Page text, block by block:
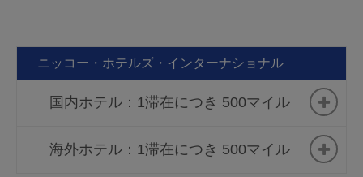
ホテルオークラＪＲハウス
ホテルオークラアムステル
ダム
ニッコー・ホテルズ・インターナショナル
国内ホテル：1滞在につき 500マイル
JRタワーホテル日航札幌 ご予約
海外ホテル：1滞在につき 500マイル